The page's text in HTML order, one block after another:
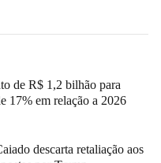
de R$ 1,2 bilhão para
17% em relação a 2026
descarta retaliação aos